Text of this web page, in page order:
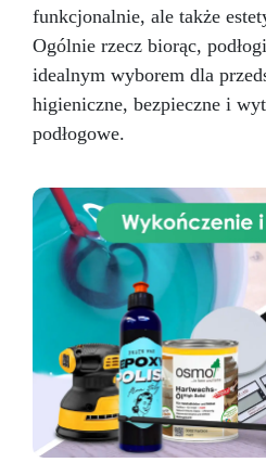
funkcjonalnie, ale także
Ogólnie rzecz biorąc,
idealnym wyborem dla
higieniczne, bezpieczne i
podłogowe.